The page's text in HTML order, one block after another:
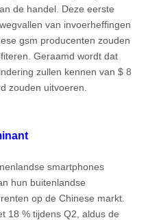
de handel. Deze eerste
van invoerheffingen
gsm producenten zouden
Geraamd wordt dat
zullen kennen van $ 8
zouden uitvoeren.
smartphones
hun buitenlandse
op de Chinese markt.
18 % tijdens Q2, aldus de